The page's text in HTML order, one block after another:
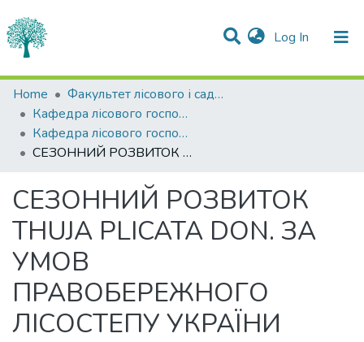
Log In (current)
Statistics
Communities & Collections
All of DSpace
Home
Факультет лісового і садово-паркового господарства
Кафедра лісового господарства
Кафедра лісового господарства
СЕЗОННИЙ РОЗВИТОК THUJA PLICATA DON. ЗА УМОВ ПРАВОБЕРЕЖНОГО ЛІСОСТЕПУ УКРАЇНИ
СЕЗОННИЙ РОЗВИТОК
THUJA PLICATA DON. ЗА
УМОВ
ПРАВОБЕРЕЖНОГО
ЛІСОСТЕПУ УКРАЇНИ